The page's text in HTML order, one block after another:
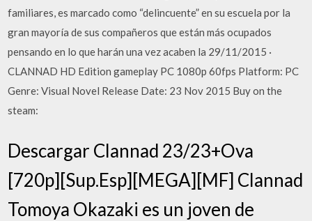
familiares, es marcado como “delincuente” en su escuela por la
gran mayoría de sus compañeros que están más ocupados
pensando en lo que harán una vez acaben la 29/11/2015 ·
CLANNAD HD Edition gameplay PC 1080p 60fps Platform: PC
Genre: Visual Novel Release Date: 23 Nov 2015 Buy on the
steam:
Descargar Clannad 23/23+Ova
[720p][Sup.Esp][MEGA][MF] Clannad
Tomoya Okazaki es un joven de